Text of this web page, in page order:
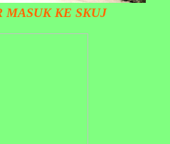
MASUK KE SKUJ